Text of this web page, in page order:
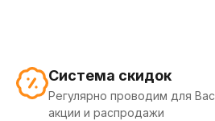
Система скидок
Регулярно проводим для Вас
акции и распродажи